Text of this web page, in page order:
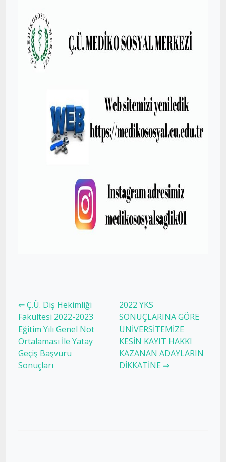
⇐ Ç.Ü. Diş Hekimliği
Fakültesi 2022-2023
Eğitim Yılı Genel Not
Ortalaması İle Yatay
Geçiş Başvuru
Sonuçları
2022 YKS
SONUÇLARINA GÖRE
ÜNİVERSİTEMİZE
KESİN KAYIT HAKKI
KAZANAN ADAYLARIN
DİKKATİNE ⇒